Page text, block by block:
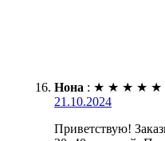
Нона : ★ ★ ★ ★ ★
21.10.2024
Приветствую!